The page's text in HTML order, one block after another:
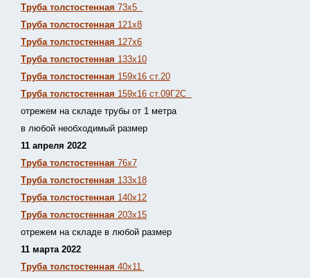
Труба толстостенная 73х5
Труба толстостенная 121х8
Труба толстостенная 127х6
Труба толстостенная 133х10
Труба толстостенная 159х16 ст.20
Труба толстостенная 159х16 ст.09Г2С
отрежем на складе трубы от 1 метра
в любой необходимый размер
11 апреля 2022
Труба толстостенная 76х7
Труба толстостенная 133х18
Труба толстостенная 140х12
Труба толстостенная 203х15
отрежем на складе в любой размер
11 марта 2022
Труба толстостенная 40х11